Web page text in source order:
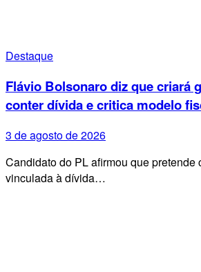
Destaque
Flávio Bolsonaro diz que criará
conter dívida e critica modelo
3 de agosto de 2026
Candidato do PL afirmou que pretende
vinculada à dívida…